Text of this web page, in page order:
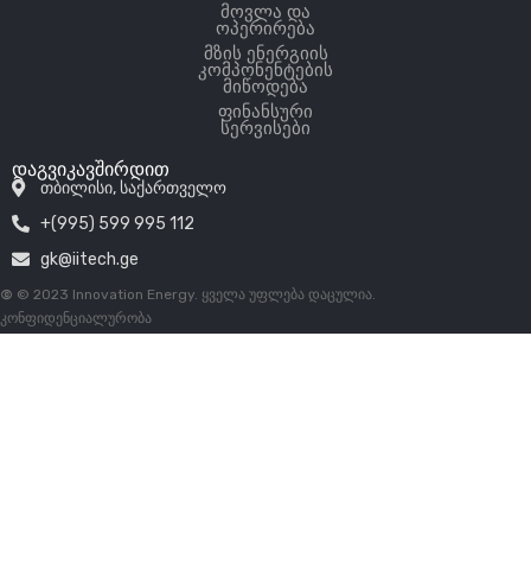
მოვლა და
ოპერირება
მზის ენერგიის
კომპონენტების
მიწოდება
ფინანსური
სერვისები
დაგვიკავშირდით
თბილისი, საქართველო
+(995) 599 995 112
gk@iitech.ge
© © 2023 Innovation Energy. ყველა უფლება დაცულია.
კონფიდენციალურობა